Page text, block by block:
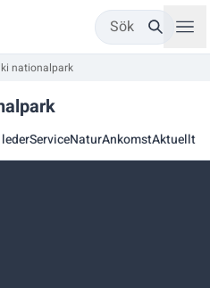
Sök
nationalpark
ServiceNaturAnkomstAktuellt